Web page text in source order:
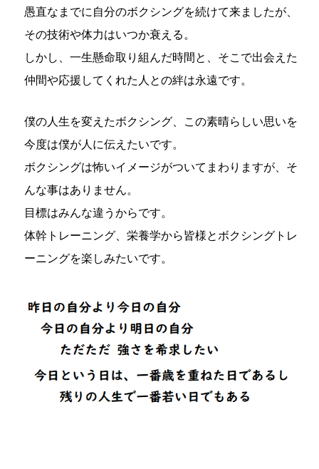
愚直なまでに自分のボクシングを続けて来ましたが、
その技術や体力はいつか衰える。
しかし、一生懸命取り組んだ時間と、そこで出会えた
仲間や応援してくれた人との絆は永遠です。
僕の人生を変えたボクシング、この素晴らしい思いを
今度は僕が人に伝えたいです。
ボクシングは怖いイメージがついてまわりますが、そ
んな事はありません。
目標はみんな違うからです。
体幹トレーニング、栄養学から皆様とボクシングトレ
ーニングを楽しみたいです。